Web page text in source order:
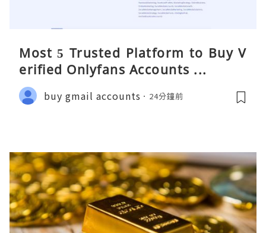
Most 5 Trusted Platform to Buy V
erified Onlyfans Accounts ...
buy gmail accounts 24分鐘前